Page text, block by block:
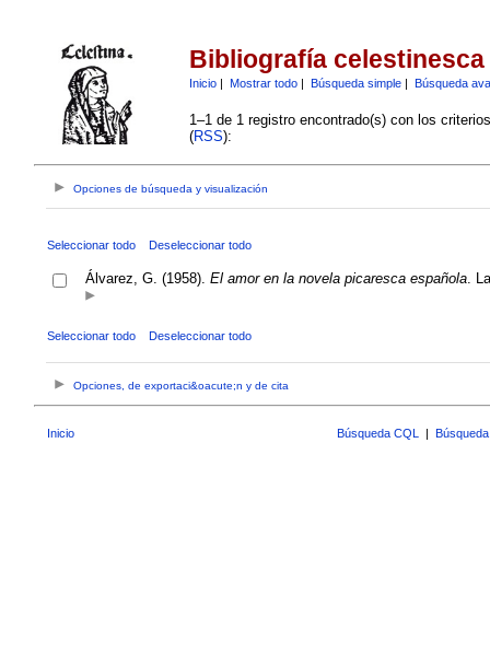
Bibliografía celestinesca
Inicio| Mostrar todo| Búsqueda simple| Búsqueda
1–1 de 1 registro encontrado(s) con los
(RSS):
Opciones de búsqueda y visualización
Seleccionar todo Deseleccionar todo
Álvarez, G. (1958). El amor en la novela picaresca española.
Seleccionar todo Deseleccionar todo
Opciones, de exportaci&oacute;n y de cita
Inicio Búsqueda CQL |